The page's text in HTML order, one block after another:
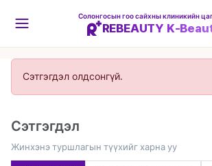
REBEAUTY K-
Сэтгэгдэл олдсонгүй.
Сэтгэгдэл
Жинхэнэ туршлагын түүхийг харна уу